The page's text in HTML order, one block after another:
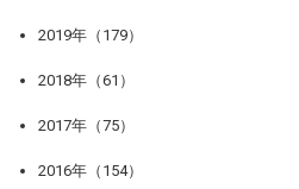
2019年（179）
2018年（61）
2017年（75）
2016年（154）